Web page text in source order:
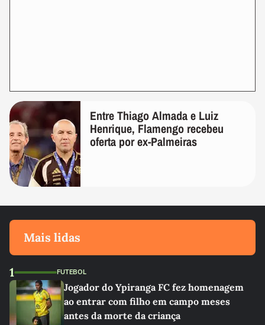
Entre Thiago Almada e Luiz
Henrique, Flamengo recebeu
oferta por ex-Palmeiras
Mais lidas
1 FUTEBOL
Jogador do Ypiranga FC fez homenagem
ao entrar com filho em campo meses
antes da morte da criança